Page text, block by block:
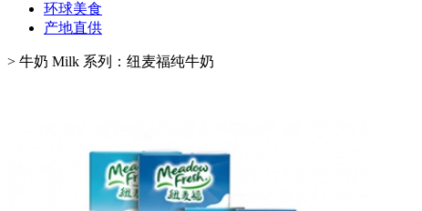
环球美食
产地直供
> 牛奶 Milk 系列：纽麦福纯牛奶